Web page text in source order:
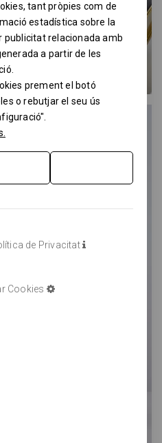
tant pròpies com de
estadística sobre la
publicitat relacionada amb
a partir de les
prement el botó
o rebutjar el seu ús
de Privacitat
Cookies